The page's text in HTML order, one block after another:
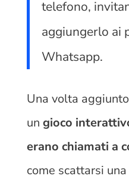
telefono,
aggiungerlo ai
Whatsapp.
Una volta
un gioco
erano chiamati a
come scattarsi